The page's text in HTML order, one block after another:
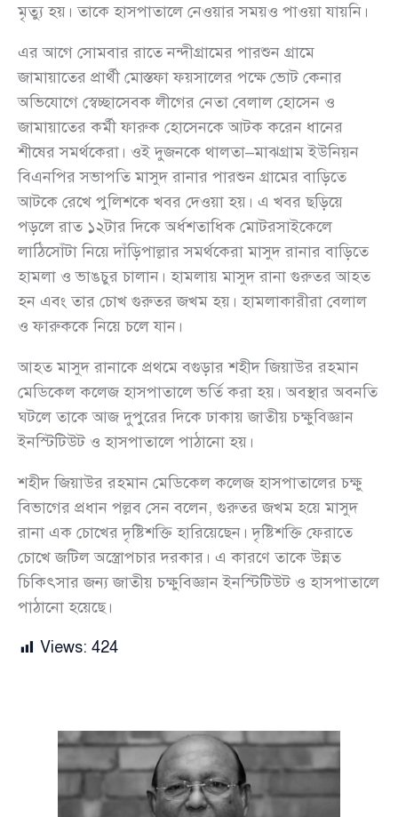
মৃত্যু হয়। তাকে হাসপাতালে নেওয়ার সময়ও পাওয়া যায়নি।
এর আগে সোমবার রাতে নন্দীগ্রামের পারশুন গ্রামে
জামায়াতের প্রার্থী মোস্তফা ফয়সালের পক্ষে ভোট কেনার
অভিযোগে স্বেচ্ছাসেবক লীগের নেতা বেলাল হোসেন ও
জামায়াতের কর্মী ফারুক হোসেনকে আটক করেন ধানের
শীষের সমর্থকেরা। ওই দুজনকে থালতা–মাঝগ্রাম ইউনিয়ন
বিএনপির সভাপতি মাসুদ রানার পারশুন গ্রামের বাড়িতে
আটকে রেখে পুলিশকে খবর দেওয়া হয়। এ খবর ছড়িয়ে
পড়লে রাত ১২টার দিকে অর্ধশতাধিক মোটরসাইকেলে
লাঠিসোঁটা নিয়ে দাঁড়িপাল্লার সমর্থকেরা মাসুদ রানার বাড়িতে
হামলা ও ভাঙচুর চালান। হামলায় মাসুদ রানা গুরুতর আহত
হন এবং তার চোখ গুরুতর জখম হয়। হামলাকারীরা বেলাল
ও ফারুককে নিয়ে চলে যান।
আহত মাসুদ রানাকে প্রথমে বগুড়ার শহীদ জিয়াউর রহমান
মেডিকেল কলেজ হাসপাতালে ভর্তি করা হয়। অবস্থার অবনতি
ঘটলে তাকে আজ দুপুরের দিকে ঢাকায় জাতীয় চক্ষুবিজ্ঞান
ইনস্টিটিউট ও হাসপাতালে পাঠানো হয়।
শহীদ জিয়াউর রহমান মেডিকেল কলেজ হাসপাতালের চক্ষু
বিভাগের প্রধান পল্লব সেন বলেন, গুরুতর জখম হয়ে মাসুদ
রানা এক চোখের দৃষ্টিশক্তি হারিয়েছেন। দৃষ্টিশক্তি ফেরাতে
চোখে জটিল অস্ত্রোপচার দরকার। এ কারণে তাকে উন্নত
চিকিৎসার জন্য জাতীয় চক্ষুবিজ্ঞান ইনস্টিটিউট ও হাসপাতালে
পাঠানো হয়েছে।
Views: 424